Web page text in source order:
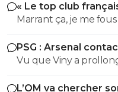
me répondre avec
bien ce que je dis, on
teubé.^^
« Le top club
PSG
Marrant ça, je me
réponds. Solidarité
compte? En
compréhension de
lirais pas tes
PSG : Arsenal
relancé
Vu que Viny a
tunes ! aboulez les
L’OM va chercher